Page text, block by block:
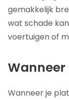
gemakkelijk
wat schade
voertuigen of
Wanneer je